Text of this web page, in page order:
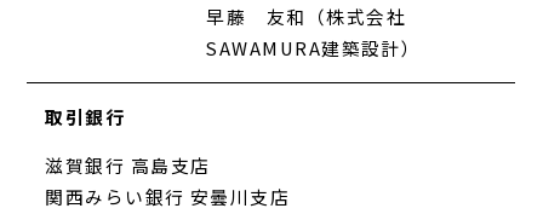
早藤 友和（株式会社
SAWAMURA建築設計）
取引銀行
滋賀銀行 高島支店
関西みらい銀行 安曇川支店